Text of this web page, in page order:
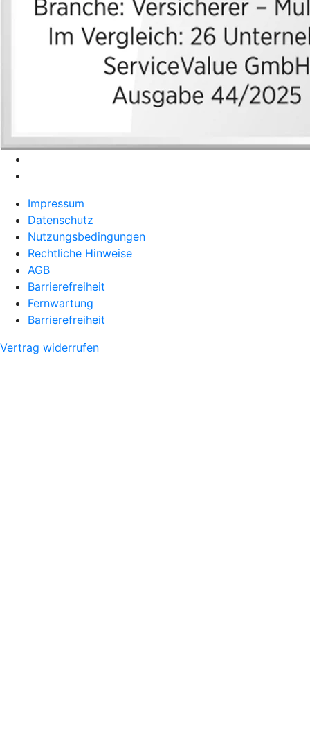
Impressum
Datenschutz
Nutzungsbedingungen
Rechtliche Hinweise
AGB
Barrierefreiheit
Fernwartung
Barrierefreiheit
Vertrag widerrufen